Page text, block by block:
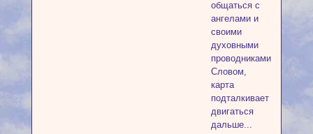
общаться с
ангелами и
своими
духовными
проводниками.
Словом,
карта
подталкивает
двигаться
дальше...